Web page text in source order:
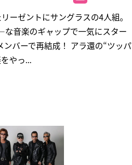
ーゼントにサングラスの4人組。
音楽のギャップで一気にスター
バーで再結成！ アラ還の“ツッパ
やっ...